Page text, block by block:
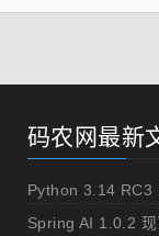
码农网最新
Python 3.14 RC3
Spring AI 1.0.2 现